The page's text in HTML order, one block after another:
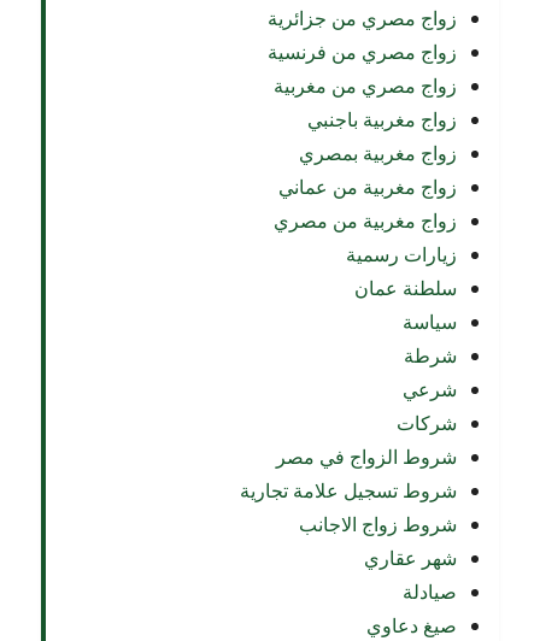
زواج مصري من جزائرية
زواج مصري من فرنسية
زواج مصري من مغربية
زواج مغربية باجنبي
زواج مغربية بمصري
زواج مغربية من عماني
زواج مغربية من مصري
زيارات رسمية
سلطنة عمان
سياسة
شرطة
شرعي
شركات
شروط الزواج في مصر
شروط تسجيل علامة تجارية
شروط زواج الاجانب
شهر عقاري
صيادلة
صيغ دعاوي